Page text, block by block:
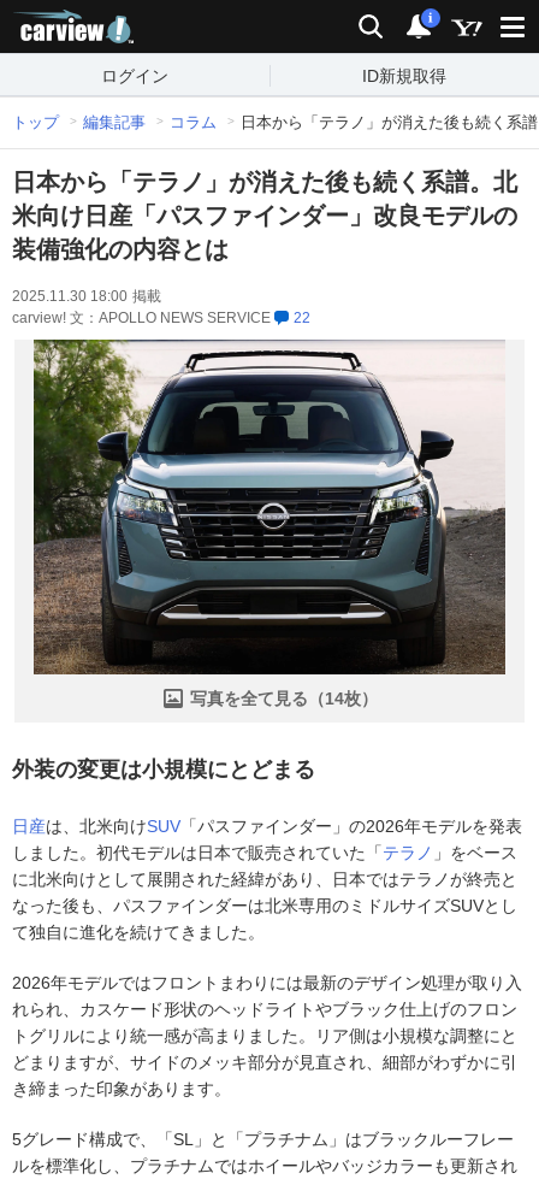
検索 通知
i
ログイン ID新規取得
トップ 編集記事 コラム 日本から「テラノ」が消えた後も続く系
日本から「テラノ」が消えた後も続く系譜。北
米向け日産「パスファインダー」改良モデルの
装備強化の内容とは
2025.11.30 18:00 掲載
carview! 文：APOLLO NEWS SERVICE
22
写真を全て見る（14枚）
外装の変更は小規模にとどまる
日産は、北米向けSUV 「パスファインダー」の2026年モデルを発表
しました。初代モデルは日本で販売されていた「テラノ 」をベース
に北米向けとして展開された経緯があり、日本ではテラノが終売と
なった後も、パスファインダーは北米専用のミドルサイズSUVとし
て独自に進化を続けてきました。
2026年モデルではフロントまわりには最新のデザイン処理が取り入
れられ、カスケード形状のヘッドライトやブラック仕上げのフロン
トグリルにより統一感が高まりました。リア側は小規模な調整にと
どまりますが、サイドのメッキ部分が見直され、細部がわずかに引
き締まった印象があります。
5グレード構成で、「SL」と「プラチナム」はブラックルーフレー
ルを標準化し、プラチナムではホイールやバッジカラーも更新され